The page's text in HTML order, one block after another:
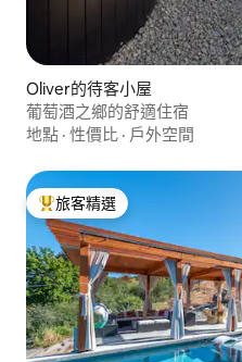
Oliver的待客小屋
葡萄酒之鄉的舒適住宿
地點 · 性價比 · 戶外空間
旅客精選榜首
旅客精選